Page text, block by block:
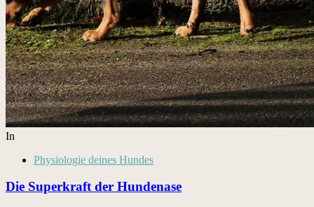
In
Physiologie deines Hundes
Die Superkraft der Hundenase